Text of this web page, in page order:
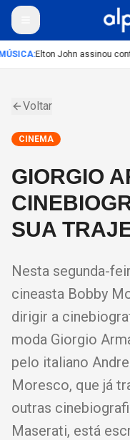
:Elton John assinou
Voltar
CINEMA
GIORGIO
SUA
Nesta segunda-
cineasta Bobby
dirigir a
moda Giorgio
pelo italiano
Moresco, que já
outras
Maserati, está